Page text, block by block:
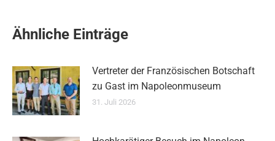
Ähnliche Einträge
Vertreter der Französischen Botschaft
zu Gast im Napoleonmuseum
31. Juli 2026